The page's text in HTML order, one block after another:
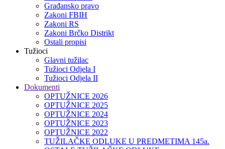
Građansko pravo
Zakoni FBIH
Zakoni RS
Zakoni Brčko Distrikt
Ostali propisi
Tužioci
Glavni tužilac
Tužioci Odjela I
Tužioci Odjela II
Dokumenti
OPTUŽNICE 2026
OPTUŽNICE 2025
OPTUŽNICE 2024
OPTUŽNICE 2023
OPTUŽNICE 2022
TUŽILAČKE ODLUKE U PREDMETIMA 145a.